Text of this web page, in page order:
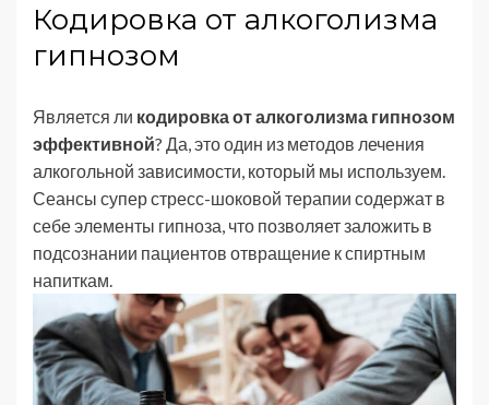
Кодировка от алкоголизма
гипнозом
Является ли кодировка от алкоголизма гипнозом
эффективной? Да, это один из методов лечения
алкогольной зависимости, который мы используем.
Сеансы супер стресс-шоковой терапии содержат в
себе элементы гипноза, что позволяет заложить в
подсознании пациентов отвращение к спиртным
напиткам.